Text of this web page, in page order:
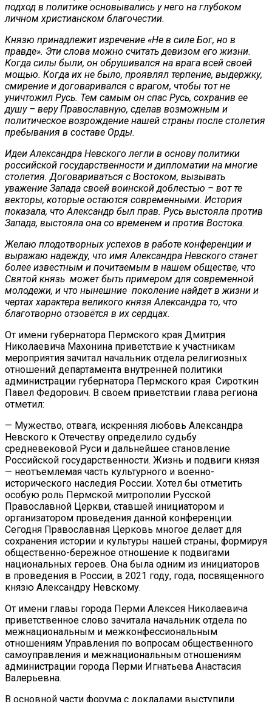
подход в политике основывались у него на глубоком
личном христианском благочестии.
Князю принадлежит изречение «Не в силе Бог, но в
правде». Эти слова можно считать девизом его жизни.
Когда силы были, он обрушивался на врага всей своей
мощью. Когда их не было, проявлял терпение, выдержку,
смирение и договаривался с врагом, чтобы тот не
уничтожил Русь. Тем самым он спас Русь, сохранив ее
душу – веру Православную, сделав возможным и
политическое возрождение нашей страны после столетия
пребывания в составе Орды.
Идеи Александра Невского легли в основу политики
российской государственности и дипломатии на многие
столетия. Договариваться с Востоком, вызывать
уважение Запада своей воинской доблестью – вот те
векторы, которые остаются современными. История
показала, что Александр был прав. Русь выстояла против
Запада, выстояла она со временем и против Востока.
Желаю плодотворных успехов в работе конференции и
выражаю надежду, что имя Александра Невского станет
более известным и почитаемым в нашем обществе, что
Святой князь может быть примером для современной
молодежи, и что нынешние поколение найдет в жизни и
чертах характера великого князя Александра то, что
благотворно отзовётся в их сердцах.
От имени губернатора Пермского края Дмитрия
Николаевича Махонина приветствие к участникам
мероприятия зачитал начальник отдела религиозных
отношений департамента внутренней политики
администрации губернатора Пермского края Сироткин
Павел Федорович. В своем приветствии глава региона
отметил:
— Мужество, отвага, искренняя любовь Александра
Невского к Отечеству определило судьбу
средневековой Руси и дальнейшее становление
Российской государственности. Жизнь и подвиги князя
— неотъемлемая часть культурного и военно-
исторического наследия России. Хотел бы отметить
особую роль Пермской митрополии Русской
Православной Церкви, ставшей инициатором и
организатором проведения данной конференции.
Сегодня Православная Церковь многое делает для
сохранения истории и культуры нашей страны, формируя
общественно-бережное отношение к подвигами
национальных героев. Она была одним из инициаторов
в проведения в России, в 2021 году, года, посвященного
князю Александру Невскому.
От имени главы города Перми Алексея Николаевича
приветственное слово зачитала начальник отдела по
межнациональным и межконфессиональным
отношениям Управления по вопросам общественного
самоуправления и межнациональным отношениям
администрации города Перми Игнатьева Анастасия
Валерьевна.
В основной части форума с докладами выступили